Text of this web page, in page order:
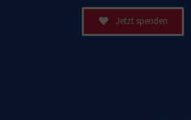
Jetzt spenden